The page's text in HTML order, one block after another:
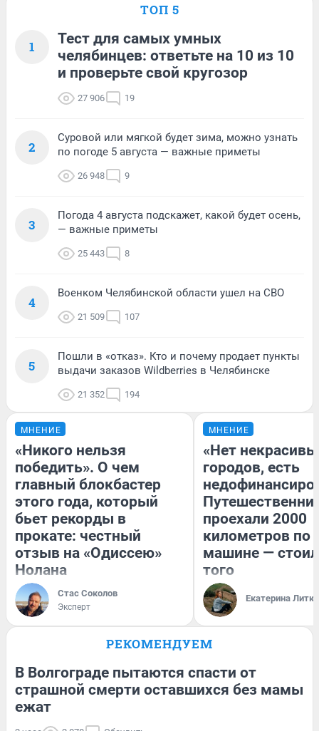
ТОП 5
1
Тест для самых умных
челябинцев: ответьте на 10 из 10
и проверьте свой кругозор
27 906 19
2
Суровой или мягкой будет зима, можно узнать
по погоде 5 августа — важные приметы
26 948 9
3
Погода 4 августа подскажет, какой будет осень,
— важные приметы
25 443 8
4
Военком Челябинской области ушел на СВО
21 509 107
5
Пошли в «отказ». Кто и почему продает пункты
выдачи заказов Wildberries в Челябинске
21 352 194
МНЕНИЕ
«Никого нельзя
победить». О чем
главный блокбастер
этого года, который
бьет рекорды в
прокате: честный
отзыв на «Одиссею»
Нолана
Стас Соколов
Эксперт
МНЕНИЕ
«Нет
городов, есть
проехали 2000
километров по
машине —
того
Екатерина
РЕКОМЕНДУЕМ
В Волгограде пытаются спасти от
страшной смерти оставшихся без мамы
ежат